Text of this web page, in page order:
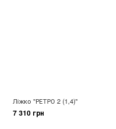
Ліжко "РЕТРО 2 (1,4)"
7 310 грн